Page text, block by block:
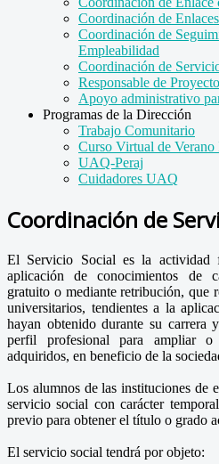
Coordinación de
Coordinación de
Empleabilidad
Coordinación de
Responsable de
Apoyo administrativo
Programas de la Dirección
Trabajo Comunitario
Curso Virtual de Verano
UAQ-Peraj
Cuidadores UAQ
Coordinación de
El Servicio Social es la actividad
aplicación de conocimientos de
gratuito o mediante retribución, que
universitarios, tendientes a la
hayan obtenido durante su
perfil profesional para ampliar o
adquiridos, en beneficio de la
Los alumnos de las instituciones de
servicio social con carácter
previo para obtener el título o grado
El servicio social tendrá por objeto: